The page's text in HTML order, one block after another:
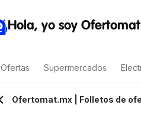
Hola, yo soy
Ofertas Supermercados
Ofertomat.mx | Folletos de